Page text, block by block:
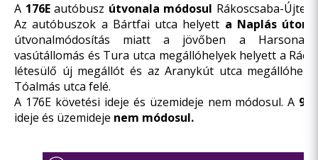
A 176E autóbusz útvonala módosul Rákoscsaba-
Az autóbuszok a Bártfai utca helyett a Naplás úton
útvonalmódosítás miatt a jövőben a Harsona
vasútállomás és Tura utca megállóhelyek helyett a
létesülő új megállót és az Aranykút utca
Tóalmás utca felé.
A 176E követési ideje és üzemideje nem módosul. A
ideje és üzemideje nem módosul.